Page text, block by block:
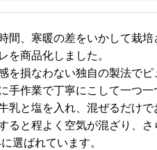
間、寒暖の差をいかして栽培
を商品化しました。
を損なわない独自の製法でピ
手作業で丁寧にこして一つ一
乳と塩を入れ、混ぜるだけで
ると程よく空気が混ざり、さ
選ばれています。